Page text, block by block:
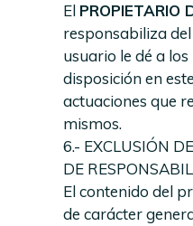
El PROPIETARIO
responsabiliza
usuario le dé a
disposición en
actuaciones que
mismos.
6.- EXCLUSIÓN
DE
El contenido del
de carácter